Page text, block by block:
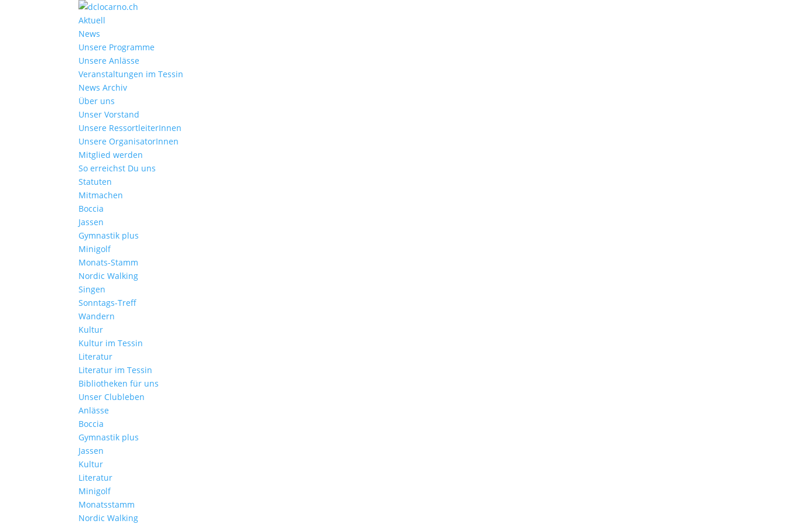
Aktuell
News
Unsere Programme
Unsere Anlässe
Veranstaltungen im Tessin
News Archiv
Über uns
Unser Vorstand
Unsere RessortleiterInnen
Unsere OrganisatorInnen
Mitglied werden
So erreichst Du uns
Statuten
Mitmachen
Boccia
Jassen
Gymnastik plus
Minigolf
Monats-Stamm
Nordic Walking
Singen
Sonntags-Treff
Wandern
Kultur
Kultur im Tessin
Literatur
Literatur im Tessin
Bibliotheken für uns
Unser Clubleben
Anlässe
Boccia
Gymnastik plus
Jassen
Kultur
Literatur
Minigolf
Monatsstamm
Nordic Walking